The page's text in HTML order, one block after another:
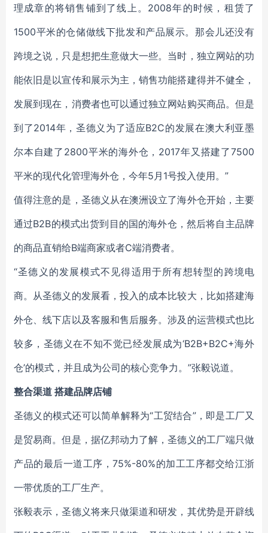
理成章的将销售铺到了线上。2008年的时候，租赁了
1500平米的仓储做线下批发和产品展示。那会儿还没有
跨境之说，只是想把生意做大一些。当时，独立网站的功
能依旧是以宣传和展示为主，销售功能搭建得并不健全，
发展到现在，消费者也可以通过独立网站购买商品。但是
到了2014年，圣德义为了适应B2C的发展在澳大利亚墨
尔本自建了2800平米的海外仓，2017年又搭建了7500
平米的现代化管理海外仓，今年5月1号投入使用。”
值得注意的是，圣德义从在澳洲设立了海外仓开始，主要
通过B2B的模式出货到目的国的海外仓，然后将自主品牌
的商品直销给B端商家或者C端消费者。
“圣德义的发展模式不见得适用于所有想转型的跨境电
商。从圣德义的发展看，投入的成本比较大，比如搭建海
外仓、线下店以及客服和售后服务。涉及的运营模式也比
较多，圣德义在不知不觉已经发展成为‘B2B+B2C+海外
仓’的模式，并且成为公司的核心竞争力。”张毅说道。
整合渠道 搭建品牌店铺
圣德义的模式还可以简单解释为“工贸结合”，即是工厂又
是贸易商。但是，据亿邦动力了解，圣德义的工厂端只做
产品的最后一道工序，75%-80%的加工工序都交给江浙
一带优质的工厂生产。
张毅表示，圣德义将来只做渠道和研发，其优势是开辟线